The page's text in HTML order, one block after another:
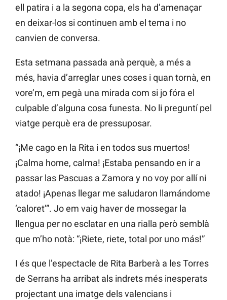
ell patira i a la segona copa, els ha d’amenaçar
en deixar-los si continuen amb el tema i no
canvien de conversa.
Esta setmana passada anà perquè, a més a
més, havia d’arreglar unes coses i quan tornà, en
vore’m, em pegà una mirada com si jo fóra el
culpable d’alguna cosa funesta. No li preguntí pel
viatge perquè era de pressuposar.
“¡Me cago en la Rita i en todos sus muertos!
¡Calma home, calma! ¡Estaba pensando en ir a
passar las Pascuas a Zamora y no voy por allí ni
atado! ¡Apenas llegar me saludaron llamándome
‘caloret’”. Jo em vaig haver de mossegar la
llengua per no esclatar en una rialla però semblà
que m’ho notà: “¡Riete, riete, total por uno más!”
I és que l’espectacle de Rita Barberà a les Torres
de Serrans ha arribat als indrets més inesperats
projectant una imatge dels valencians i